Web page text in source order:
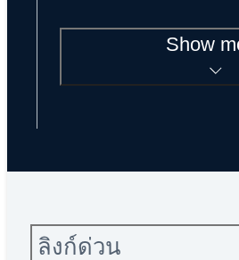
Show
ลิงก์ด่วน